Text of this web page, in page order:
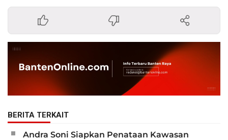
BERITA TERKAIT
Andra Soni Siapkan Penataan Kawasan